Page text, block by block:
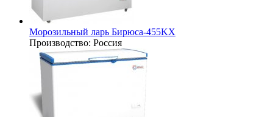
Морозильный ларь Бирюса-455KX
Производство: Россия